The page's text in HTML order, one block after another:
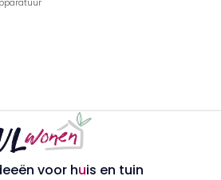
voor huis en tuin